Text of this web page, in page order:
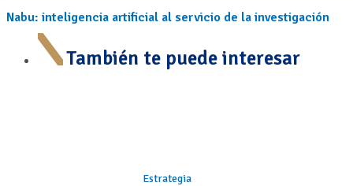
Nabu: inteligencia artificial al servicio de la investigación
También te puede interesar
Estrategia